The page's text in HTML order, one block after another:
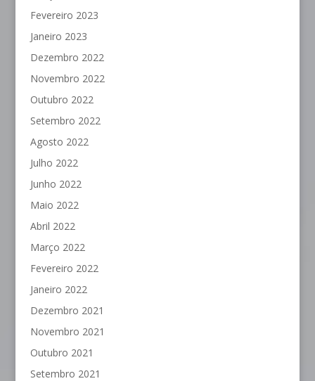
Fevereiro 2023
Janeiro 2023
Dezembro 2022
Novembro 2022
Outubro 2022
Setembro 2022
Agosto 2022
Julho 2022
Junho 2022
Maio 2022
Abril 2022
Março 2022
Fevereiro 2022
Janeiro 2022
Dezembro 2021
Novembro 2021
Outubro 2021
Setembro 2021